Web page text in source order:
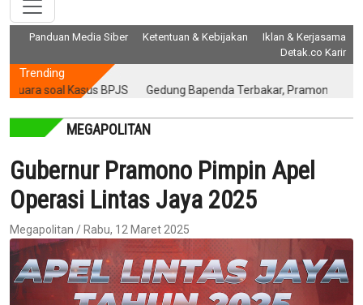
Panduan Media Siber Ketentuan & Kebijakan
Iklan & Kerjasama
Detak.co Karir
Trending
Kasus BPJS Gedung Bapenda Terbakar, Pramono Pastikan
MEGAPOLITAN
Gubernur Pramono Pimpin Apel
Operasi Lintas Jaya 2025
Megapolitan / Rabu, 12 Maret 2025